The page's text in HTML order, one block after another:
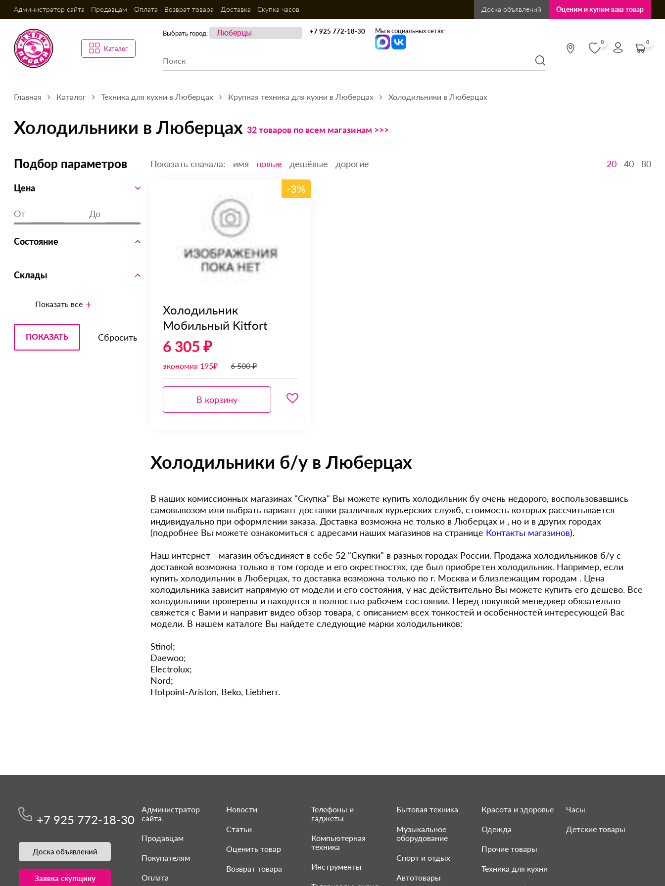
Администратор сайта Продавцам Оплата Возврат товара Доставка Скупка часов Доска объявлений Оценим и купим ваш товар
Каталог
Выбрать город: +7 925 772-18-30 Мы в социальных сетях:
0 0
Главная Каталог Техника для кухни в Люберцах Крупная техника для кухни в Люберцах Холодильники в Люберцах
Холодильники в Люберцах 32 товаров по всем магазинам >>>
Подбор параметров
Цена
От До
Состояние
Склады
Показать все
Показать сначала: имя новые дешёвые дорогие 20 40 80
-3%
Холодильник
Мобильный Kitfort
6 305 ₽
экономия 195₽ 6 500 ₽
В корзину
Холодильники б/у в Люберцах
В наших комиссионных магазинах "Скупка" Вы можете купить холодильник бу очень недорого, воспользовавшись
самовывозом или выбрать вариант доставки различных курьерских служб, стоимость которых рассчитывается
индивидуально при оформлении заказа. Доставка возможна не только в Люберцах и , но и в других городах
(подробнее Вы можете ознакомиться с адресами наших магазинов на странице Контакты магазинов).
Наш интернет - магазин объединяет в себе 52 "Скупки" в разных городах России. Продажа холодильников б/у с
доставкой возможна только в том городе и его окрестностях, где был приобретен холодильник. Например, если
купить холодильник в Люберцах, то доставка возможна только по г. Москва и близлежащим городам . Цена
холодильника зависит напрямую от модели и его состояния, у нас действительно Вы можете купить его дешево. Все
холодильники проверены и находятся в полностью рабочем состоянии. Перед покупкой менеджер обязательно
свяжется с Вами и направит видео обзор товара, с описанием всех тонкостей и особенностей интересующей Вас
модели. В нашем каталоге Вы найдете следующие марки холодильников:
Stinol;
Daewoo;
Electrolux;
Nord;
Hotpoint-Ariston, Beko, Liebherr.
+7 925 772-18-30
Доска объявлений
Заявка скупщику
Администратор
сайта
Продавцам
Покупателям
Оплата
Новости
Статьи
Оценить товар
Возврат товара
Телефоны и
гаджеты
Компьютерная
техника
Инструменты
Бытовая техника
Музыкальное
оборудование
Спорт и отдых
Автотовары
Красота и здоровье
Одежда
Прочие товары
Техника для кухни
Часы
Детские товары